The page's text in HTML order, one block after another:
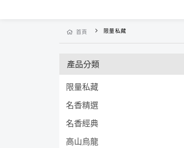
首頁 限量私藏
產品分類
限量私藏
名香精選
名香經典
高山烏龍